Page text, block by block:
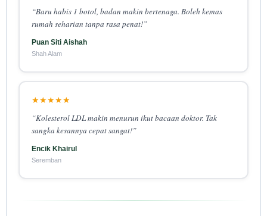
“Baru habis 1 botol, badan makin bertenaga. Boleh kemas
rumah seharian tanpa rasa penat!”
Puan Siti Aishah
Shah Alam
★★★★★
“Kolesterol LDL makin menurun ikut bacaan doktor. Tak
sangka kesannya cepat sangat!”
Encik Khairul
Seremban